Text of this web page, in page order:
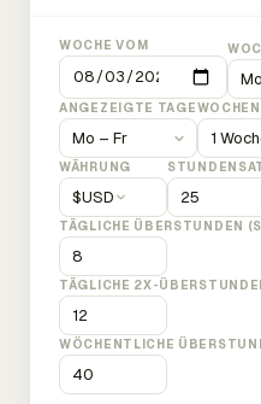
WOCHE VOM
ANGEZEIGTE TAGEWOCHEN
WÄHRUNG
$USD
TÄGLICHE ÜBERSTUNDEN
TÄGLICHE 2X-
WÖCHENTLICHE